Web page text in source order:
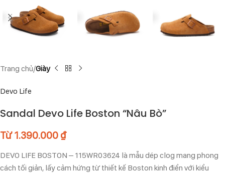
Trang chủ Giày
Devo Life
Sandal Devo Life Boston “Nâu Bò”
Từ1.390.000 ₫
DEVO LIFE BOSTON – 115WR03624 là mẫu dép clog mang phong
cách tối giản, lấy cảm hứng từ thiết kế Boston kinh điển với kiểu